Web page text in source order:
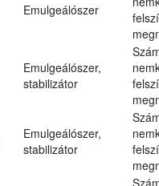
Emulgeálószer
Emulgeálószer,
stabilizátor
Emulgeálószer,
stabilizátor